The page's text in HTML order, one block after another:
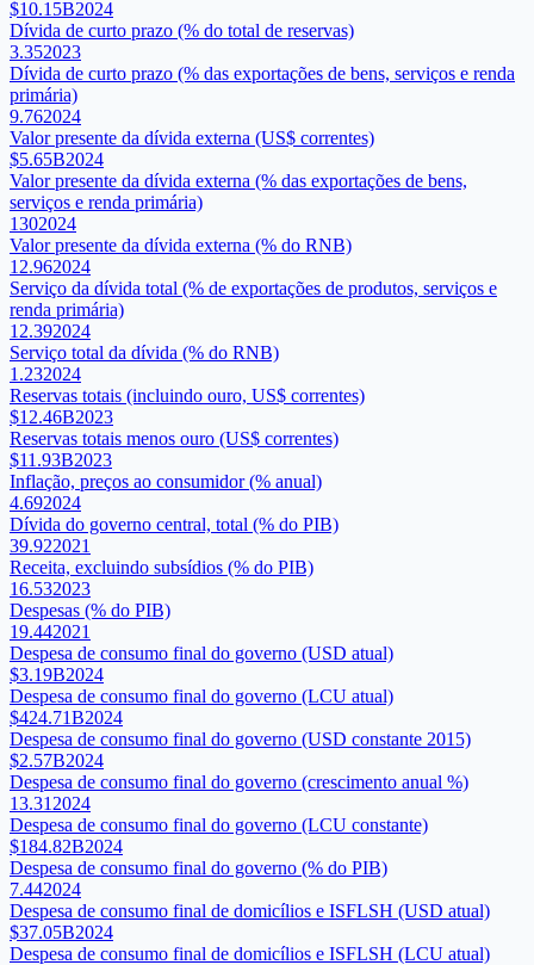
$10.15B2024
Dívida de curto prazo (% do total de reservas)
3.352023
Dívida de curto prazo (% das exportações de bens, serviços e renda
primária)
9.762024
Valor presente da dívida externa (US$ correntes)
$5.65B2024
Valor presente da dívida externa (% das exportações de bens,
serviços e renda primária)
1302024
Valor presente da dívida externa (% do RNB)
12.962024
Serviço da dívida total (% de exportações de produtos, serviços e
renda primária)
12.392024
Serviço total da dívida (% do RNB)
1.232024
Reservas totais (incluindo ouro, US$ correntes)
$12.46B2023
Reservas totais menos ouro (US$ correntes)
$11.93B2023
Inflação, preços ao consumidor (% anual)
4.692024
Dívida do governo central, total (% do PIB)
39.922021
Receita, excluindo subsídios (% do PIB)
16.532023
Despesas (% do PIB)
19.442021
Despesa de consumo final do governo (USD atual)
$3.19B2024
Despesa de consumo final do governo (LCU atual)
$424.71B2024
Despesa de consumo final do governo (USD constante 2015)
$2.57B2024
Despesa de consumo final do governo (crescimento anual %)
13.31 2024
Despesa de consumo final do governo (LCU constante)
$184.82B2024
Despesa de consumo final do governo (% do PIB)
7.442024
Despesa de consumo final de domicílios e ISFLSH (USD atual)
$37.05B2024
Despesa de consumo final de domicílios e ISFLSH (LCU atual)